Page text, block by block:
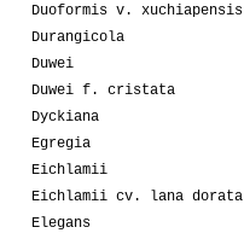
Duoformis v. xuchiapensis
Durangicola
Duwei
Duwei f. cristata
Dyckiana
Egregia
Eichlamii
Eichlamii cv. lana dorata
Elegans